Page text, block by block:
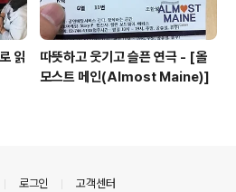
읽
따뜻하고 웃기고 슬픈 연극 - [올
모스트 메인(Almost Maine)]
로그인 고객센터